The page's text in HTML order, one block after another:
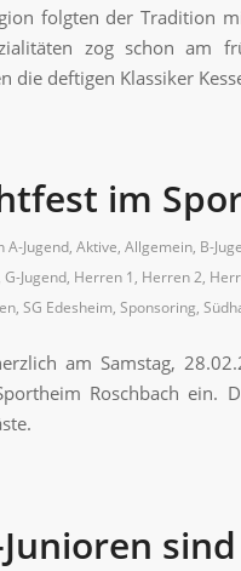
folgten der Tradition
zog schon am
die deftigen Klassiker
im
A-Jugend, Aktive, Allgemein, B-
G-Jugend, Herren 1 , Herren 2,
, SG Edesheim, Sponsoring,
am Samstag,
Roschbach ein.
Junioren